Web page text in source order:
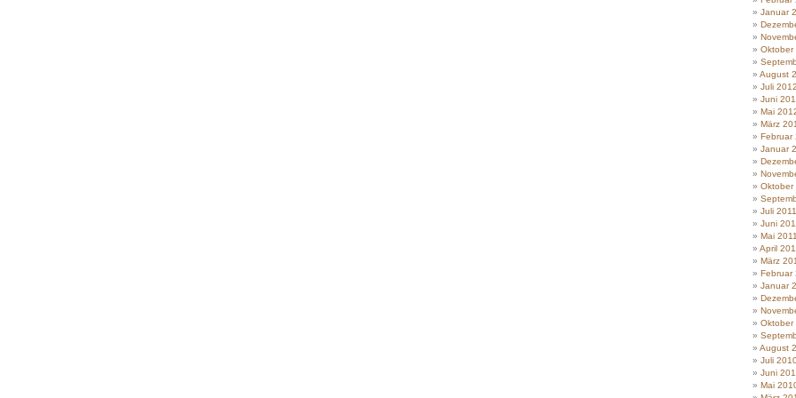
Januar
Oktober
August
Juli 2012
Juni
Mai
März
Februar
Januar
Oktober
Juli 2011
Juni
Mai 2011
April
März
Februar
Januar
Oktober
August
Juli
Juni
Mai